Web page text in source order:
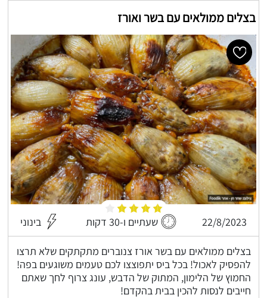
בצלים ממולאים עם בשר ואורז
22/8/2023 שעתיים ו-30 דקות בינוני
בצלים ממולאים עם בשר אורז צנוברים מתקתקים שלא תרצו
להפסיק לאכול! בכל ביס יתפוצצו לכם טעמים משוגעים בפה!
החמוץ של הלימון, המתוק של הדבש, עונג צרוף לחך שאתם
חייבים לנסות להכין בבית בהקדם!